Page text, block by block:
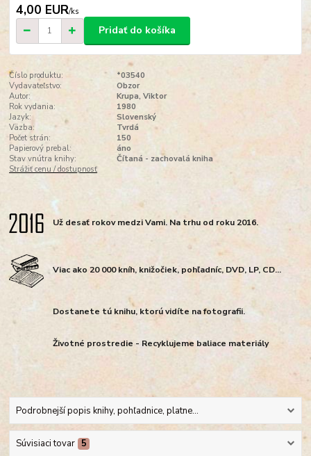
4,00 EUR/ks
Pridať do košíka
Číslo produktu:
*03540
Vydavateľstvo:
Obzor
Autor:
Krupa, Viktor
Rok vydania:
1980
Jazyk:
Slovenský
Väzba:
Tvrdá
Počet strán:
150
Papierový prebal:
áno
Stav vnútra knihy:
Čítaná - zachovalá kniha
Strážiť cenu / dostupnosť
Už desať rokov medzi Vami. Na trhu od roku 2016.
Viac ako 20 000 kníh, knižočiek, pohľadníc, DVD, LP, CD...
Dostanete tú knihu, ktorú vidíte na fotografii.
Životné prostredie - Recyklujeme baliace materiály
Podrobnejší popis knihy, pohľadnice, platne...
Súvisiaci tovar 5